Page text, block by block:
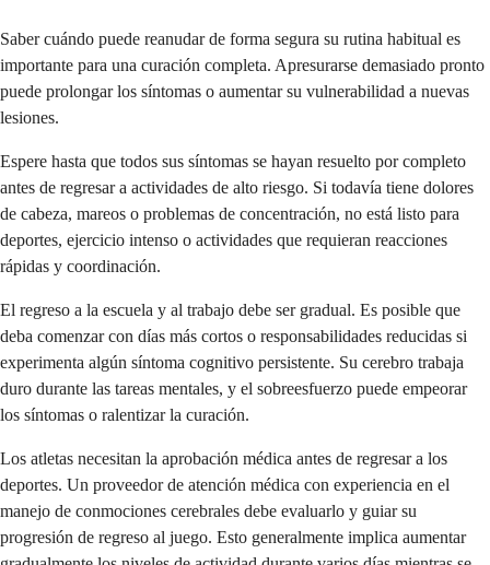
Saber cuándo puede reanudar de forma segura su rutina habitual es
importante para una curación completa. Apresurarse demasiado pronto
puede prolongar los síntomas o aumentar su vulnerabilidad a nuevas
lesiones.
Espere hasta que todos sus síntomas se hayan resuelto por completo
antes de regresar a actividades de alto riesgo. Si todavía tiene dolores
de cabeza, mareos o problemas de concentración, no está listo para
deportes, ejercicio intenso o actividades que requieran reacciones
rápidas y coordinación.
El regreso a la escuela y al trabajo debe ser gradual. Es posible que
deba comenzar con días más cortos o responsabilidades reducidas si
experimenta algún síntoma cognitivo persistente. Su cerebro trabaja
duro durante las tareas mentales, y el sobreesfuerzo puede empeorar
los síntomas o ralentizar la curación.
Los atletas necesitan la aprobación médica antes de regresar a los
deportes. Un proveedor de atención médica con experiencia en el
manejo de conmociones cerebrales debe evaluarlo y guiar su
progresión de regreso al juego. Esto generalmente implica aumentar